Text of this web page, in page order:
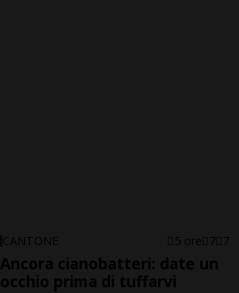
CANTONE 5 ore 7 7
Ancora cianobatteri: date un
occhio prima di tuffarvi